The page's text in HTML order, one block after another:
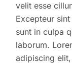
velit esse
Excepteur
sunt in culpa
laborum.
adipiscing